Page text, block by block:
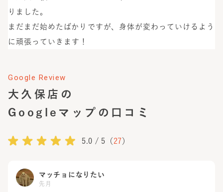
りました。
まだまだ始めたばかりですが、身体が変わっていけるよう
に頑張っていきます！
大久保店 の
Googleマップの口コミ
Google Review
5.0 / 5（ 27）
マッチョになりたい
先月